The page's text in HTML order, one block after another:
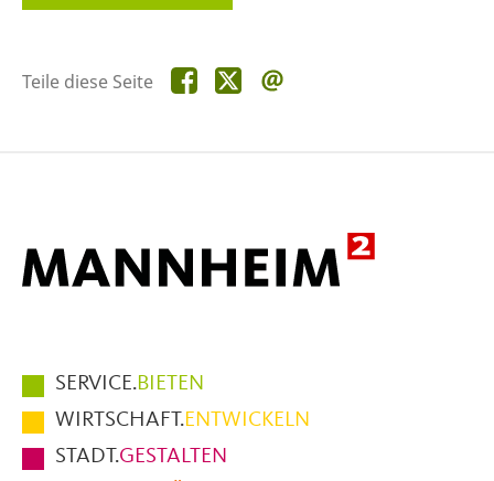
Teile diese Seite Teile
diese
Teile
diese
Hauptmenüpunkte
im
Fußbereich
der
SERVICE.BIETEN
WIRTSCHAFT.ENTWICKELN
STADT.GESTALTEN